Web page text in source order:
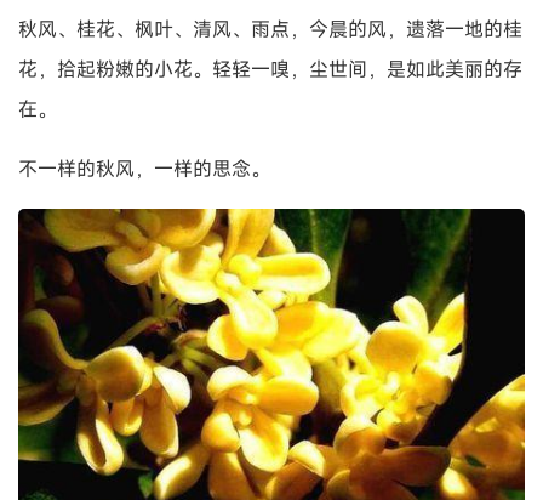
秋风、桂花、枫叶、清风、雨点，今晨的风，遗落一地的桂
花，拾起粉嫩的小花。轻轻一嗅，尘世间，是如此美丽的存
在。
不一样的秋风，一样的思念。